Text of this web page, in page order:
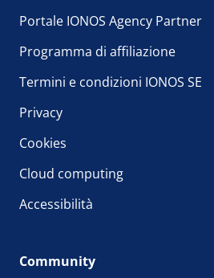
Portale IONOS Agency Partner
Programma di affiliazione
Termini e condizioni IONOS SE
Privacy
Cookies
Cloud computing
Accessibilità
Community